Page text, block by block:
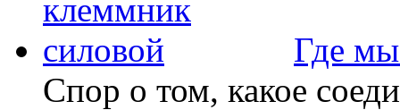
Где
Спор о том, какое